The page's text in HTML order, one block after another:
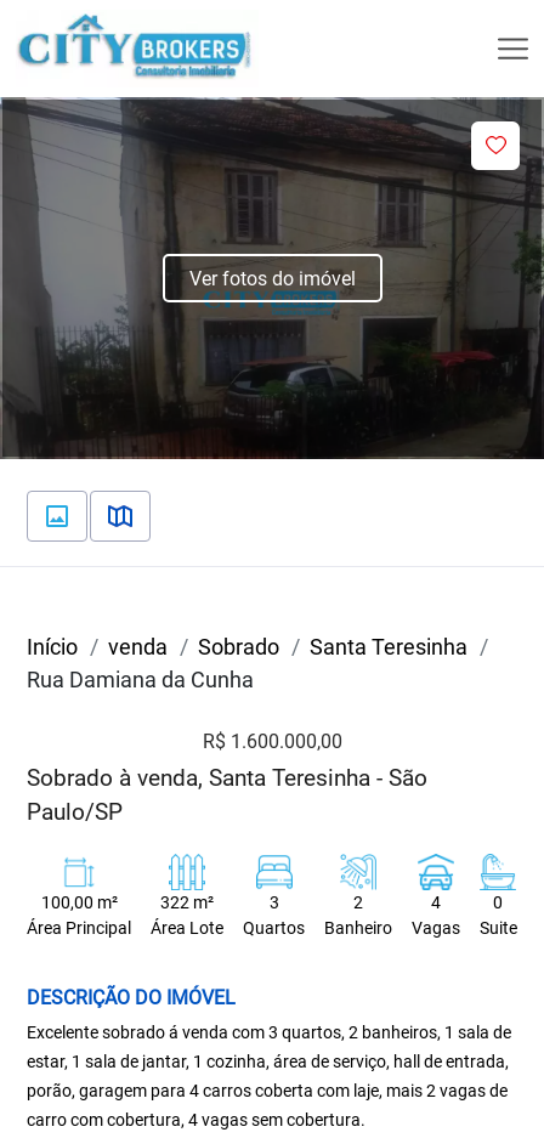
Ver fotos do imóvel
Início venda Sobrado
Santa Teresinha
Rua Damiana da Cunha
R$ 1.600.000,00
Sobrado à venda, Santa Teresinha - São
Paulo/SP
100,00 m²
Área Principal
322 m²
Área Lote
3
Quartos
2
Banheiro
4
Vagas
0
Suite
DESCRIÇÃO DO IMÓVEL
Excelente sobrado á venda com 3 quartos, 2 banheiros, 1 sala de
estar, 1 sala de jantar, 1 cozinha, área de serviço, hall de entrada,
porão, garagem para 4 carros coberta com laje, mais 2 vagas de
carro com cobertura, 4 vagas sem cobertura.